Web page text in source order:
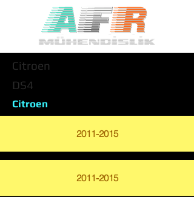
Citroen
DS4
Citroen
2011-2015
2011-2015